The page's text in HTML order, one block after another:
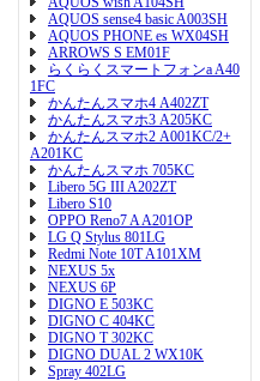
AQUOS sense4 basic A003SH
AQUOS PHONE es WX04SH
ARROWS S EM01F
らくらくスマートフォンa A40
1FC
かんたんスマホ4 A402ZT
かんたんスマホ3 A205KC
かんたんスマホ2 A001KC/2+
A201KC
かんたんスマホ 705KC
Libero 5G III A202ZT
Libero S10
OPPO Reno7 A A201OP
LG Q Stylus 801LG
Redmi Note 10T A101XM
NEXUS 5x
NEXUS 6P
DIGNO E 503KC
DIGNO C 404KC
DIGNO T 302KC
DIGNO DUAL 2 WX10K
Spray 402LG